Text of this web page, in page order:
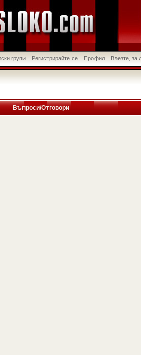
групи Регистрирайте се Профил Влезте, за
Въпроси/Отговори